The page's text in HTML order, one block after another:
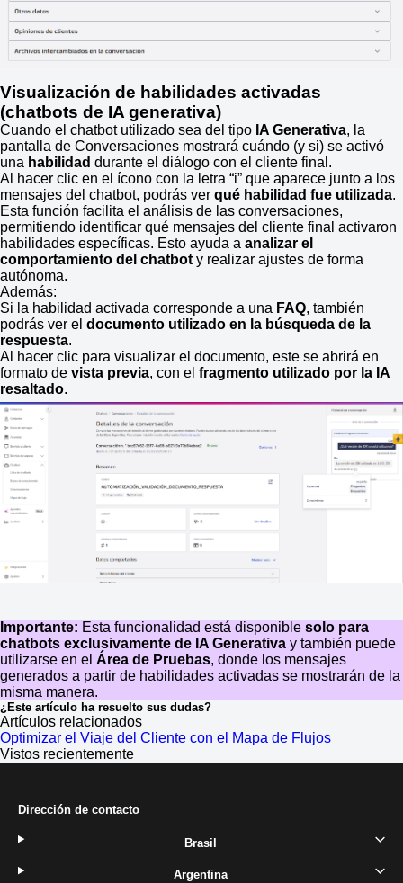
Visualización de habilidades activadas
(chatbots de IA generativa)
Cuando el chatbot utilizado sea del tipo IA Generativa, la
pantalla de Conversaciones mostrará cuándo (y si) se activó
una habilidad durante el diálogo con el cliente final.
Al hacer clic en el ícono con la letra “i” que aparece junto a los
mensajes del chatbot, podrás ver qué habilidad fue utilizada.
Esta función facilita el análisis de las conversaciones,
permitiendo identificar qué mensajes del cliente final activaron
habilidades específicas. Esto ayuda a analizar el
comportamiento del chatbot y realizar ajustes de forma
autónoma.
Además:
Si la habilidad activada corresponde a una FAQ, también
podrás ver el documento utilizado en la búsqueda de la
respuesta.
Al hacer clic para visualizar el documento, este se abrirá en
formato de vista previa, con el fragmento utilizado por la IA
resaltado.
Importante: Esta funcionalidad está disponible solo para
chatbots exclusivamente de IA Generativa y también puede
utilizarse en el Área de Pruebas, donde los mensajes
generados a partir de habilidades activadas se mostrarán de la
misma manera.
¿Este artículo ha resuelto sus dudas?
Artículos relacionados
Optimizar el Viaje del Cliente con el Mapa de Flujos
Vistos recientemente
Dirección de contacto
Brasil
Argentina